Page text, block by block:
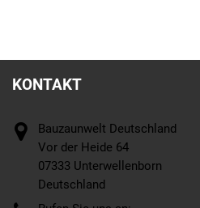
KONTAKT
Bauzaunwelt Deutschland
Vor der Heide 64
07333 Unterwellenborn
Deutschland